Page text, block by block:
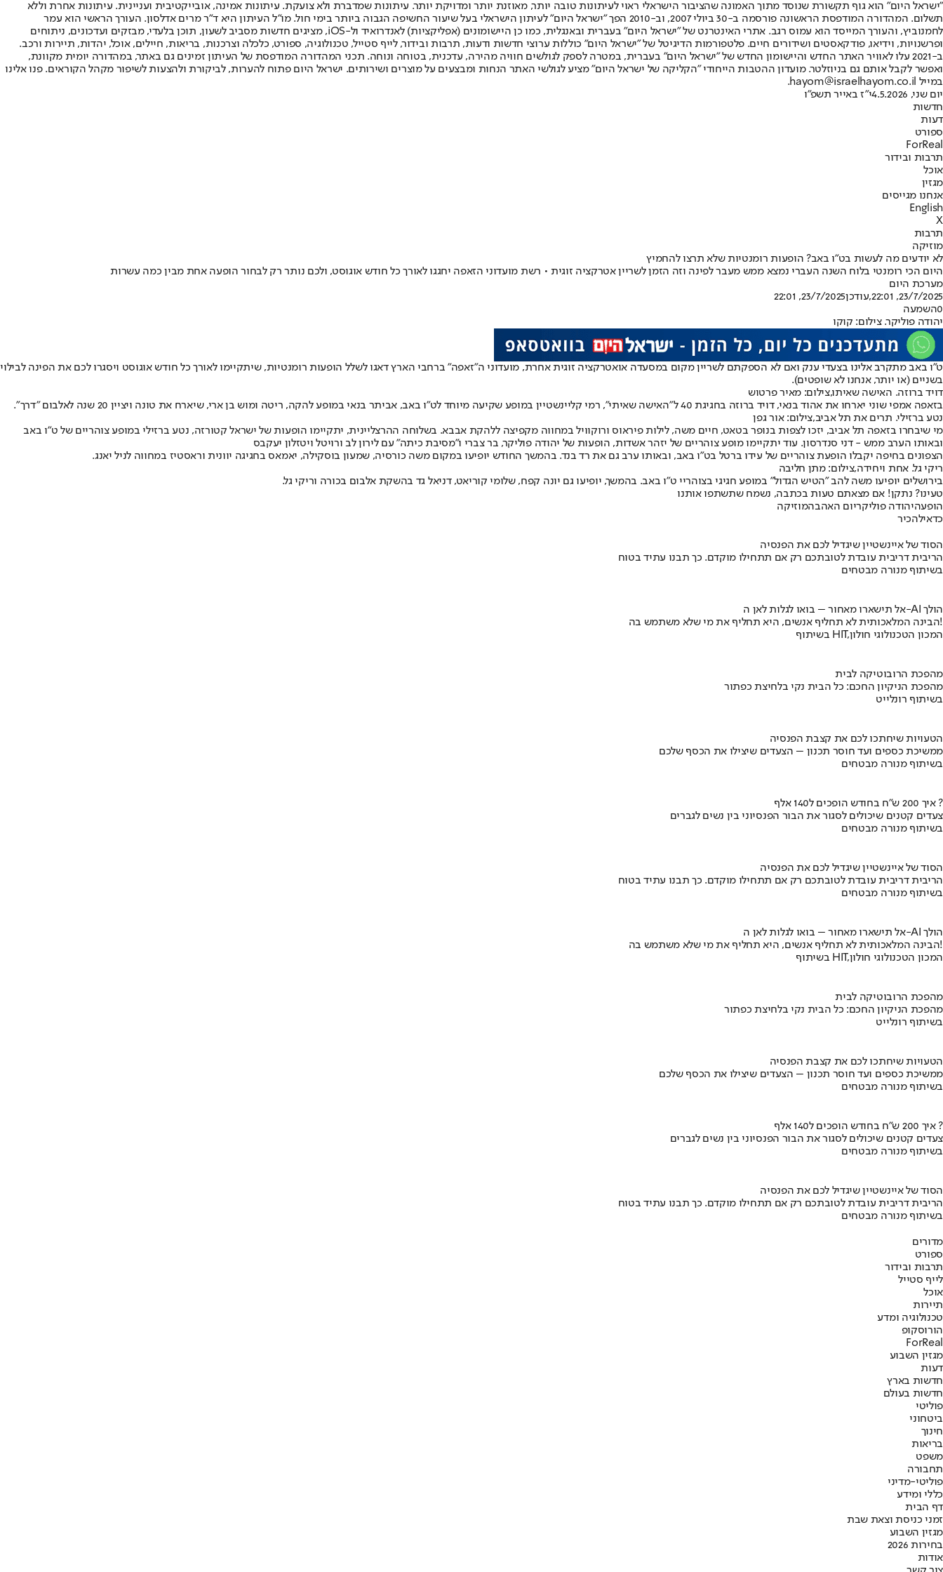
"ישראל היום" הוא גוף תקשורת שנוסד מתוך האמונה שהציבור הישראלי ראוי לעיתונות טובה יותר, מאוזנת יותר ומדויקת יותר. עיתונות שמדברת ולא צועקת. עיתונות אמינה, אובייקטיבית ועניינית. עיתונות אחרת וללא
תשלום. המהדורה המודפסת הראשונה פורסמה ב-30 ביולי 2007, וב-2010 הפך "ישראל היום" לעיתון הישראלי בעל שיעור החשיפה הגבוה ביותר בימי חול. מו"ל העיתון היא ד"ר מרים אדלסון. העורך הראשי הוא עמר
לחמנוביץ, והעורך המייסד הוא עמוס רגב. אתרי האינטרנט של "ישראל היום" בעברית ובאנגלית, כמו כן היישומונים (אפליקציות) לאנדרואיד ול-iOS, מציגים חדשות מסביב לשעון, תוכן בלעדי, מבזקים ועדכונים, ניתוחים
ופרשנויות, וידיאו, פודקאסטים ושידורים חיים. פלטפורמות הדיגיטל של "ישראל היום" כוללות ערוצי חדשות ודעות, תרבות ובידור, לייף סטייל, טכנולוגיה, ספורט, כלכלה וצרכנות, בריאות, חיילים, אוכל, יהדות, תיירות ורכב.
ב-2021 עלו לאוויר האתר החדש והיישומון החדש של "ישראל היום" בעברית, במטרה לספק לגולשים חוויה מהירה, עדכנית, בטוחה ונוחה. תכני המהדורה המודפסת של העיתון זמינים גם באתר, במהדורה יומית מקוונת,
ואפשר לקבל אותם גם בניוזלטר. מועדון ההטבות הייחודי "הקליקה של ישראל היום" מציע לגולשי האתר הנחות ומבצעים על מוצרים ושירותים. ישראל היום פתוח להערות, לביקורת ולהצעות לשיפור מקהל הקוראים. פנו אלינו
במייל hayom@israelhayom.co.il.
יום שני, 4.5.2026
י"ז באייר תשפ"ו
חדשות
דעות
ספורט
ForReal
תרבות ובידור
אוכל
מגזין
אנחנו מגייסים
English
X
תרבות
מוזיקה
לא יודעים מה לעשות בט"ו באב? הופעות רומנטיות שלא תרצו להחמיץ
היום הכי רומנטי בלוח השנה העברי נמצא ממש מעבר לפינה וזה הזמן לשריין אטרקציה זוגית • רשת מועדוני הזאפה יחגגו לאורך כל חודש אוגוסט, ולכם נותר רק לבחור הופעה אחת מבין כמה עשרות
מערכת היום
23/7/2025, 22:01
,עודכן23/7/2025, 22:01
0השמעה
יהודה פוליקר. צילום: קוקו
ט"ו באב מתקרב אלינו בצעדי ענק ואם לא הספקתם לשריין מקום במסעדה אואטרקציה זוגית אחרת, מועדוני ה"זאפה" ברחבי הארץ דאגו לשלל הופעות רומנטיות, שיתקיימו לאורך כל חודש אוגוסט ויסגרו לכם את הפינה לבילוי
בשניים (או יותר, אנחנו לא שופטים).
דויד ברוזה. האישה שאיתו,צילום: מאיר פרטוש
בזאפה אמפי שוני יארחו את אהוד בנאי, דויד ברוזה בחגיגת 40 ל"האישה שאיתי", רמי קליינשטיין במופע שקיעה מיוחד לט"ו באב, אביתר בנאי במופע להקה, ריטה ומוש בן ארי, שיארח את טונה ויציין 20 שנה לאלבום "דרך".
נטע ברזילי. תרים את תל אביב,צילום: אור גפן
מי שיבחרו בזאפה תל אביב, יזכו לצפות בנופר בטאט, חיים משה, לילות פיראוס ורוקוויל במחווה מקפיצה ללהקת אבבא. בשלוחה ההרצליינית, יתקיימו הופעות של ישראל קטורזה, נטע ברזילי במופע צוהריים של ט"ו באב
ובאותו הערב ממש - דני סנדרסון. עוד יתקיימו מופע צוהריים של יזהר אשדות, הופעות של יהודה פוליקר, בר צברי ו"מסיבת כיתה" עם לירון לב ורויטל ויטזלון יעקבס
הצפונים בחיפה יקבלו הופעת צוהריים של עידו ברטל בט"ו באב, ובאותו ערב גם את רד בנד. בהמשך החודש יופיעו במקום משה כורסיה, שמעון בוסקילה, יאמאס בחגיגה יוונית וראסטיז במחווה לניל יאנג.
ריקי גל. אחת ויחידה,צילום: מתן חליבה
בירושלים יופיעו משה להב "הטיש הגדול" במופע חגיגי בצוהריי ט"ו באב. בהמשך, יופיעו גם יונה קפח, שלומי קוריאט, דניאל גד בהשקת אלבום בכורה וריקי גל.
טעינו? נתקן! אם מצאתם טעות בכתבה, נשמח שתשתפו אותנו
הופעהיהודה פוליקריום האהבהמוזיקה
כדאילהכיר
הסוד של איינשטיין שיגדיל לכם את הפנסיה
הריבית דריבית עובדת לטובתכם רק אם תתחילו מוקדם. כך תבנו עתיד בטוח
בשיתוף מנורה מבטחים
אל תישארו מאחור – בואו לגלות לאן ה-AI הולך
הבינה המלאכותית לא תחליף אנשים, היא תחליף את מי שלא משתמש בה!
בשיתוף HIT,המכון הטכנולוגי חולון
מהפכת הרובוטיקה לבית
מהפכת הניקיון החכם: כל הבית נקי בלחיצת כפתור
בשיתוף רונלייט
הטעויות שיחתכו לכם את קצבת הפנסיה
ממשיכת כספים ועד חוסר תכנון – הצעדים שיצילו את הכסף שלכם
בשיתוף מנורה מבטחים
איך 200 ש"ח בחודש הופכים ל140 אלף ?
צעדים קטנים שיכולים לסגור את הבור הפנסיוני בין נשים לגברים
בשיתוף מנורה מבטחים
הסוד של איינשטיין שיגדיל לכם את הפנסיה
הריבית דריבית עובדת לטובתכם רק אם תתחילו מוקדם. כך תבנו עתיד בטוח
בשיתוף מנורה מבטחים
אל תישארו מאחור – בואו לגלות לאן ה-AI הולך
הבינה המלאכותית לא תחליף אנשים, היא תחליף את מי שלא משתמש בה!
בשיתוף HIT,המכון הטכנולוגי חולון
מהפכת הרובוטיקה לבית
מהפכת הניקיון החכם: כל הבית נקי בלחיצת כפתור
בשיתוף רונלייט
הטעויות שיחתכו לכם את קצבת הפנסיה
ממשיכת כספים ועד חוסר תכנון – הצעדים שיצילו את הכסף שלכם
בשיתוף מנורה מבטחים
איך 200 ש"ח בחודש הופכים ל140 אלף ?
צעדים קטנים שיכולים לסגור את הבור הפנסיוני בין נשים לגברים
בשיתוף מנורה מבטחים
הסוד של איינשטיין שיגדיל לכם את הפנסיה
הריבית דריבית עובדת לטובתכם רק אם תתחילו מוקדם. כך תבנו עתיד בטוח
בשיתוף מנורה מבטחים
מדורים
ספורט
תרבות ובידור
לייף סטייל
אוכל
תיירות
טכנולוגיה ומדע
הורוסקופ
ForReal
מגזין השבוע
דעות
חדשות בארץ
חדשות בעולם
פוליטי
ביטחוני
חינוך
בריאות
משפט
תחבורה
פוליטי-מדיני
כללי ומידע
דף הבית
זמני כניסת וצאת שבת
מגזין השבוע
בחירות 2026
אודות